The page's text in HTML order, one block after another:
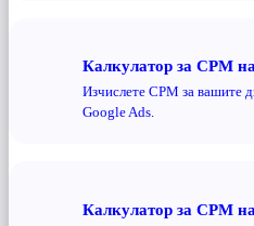
Калкулатор за CPM
Изчислете CPM за вашите
Google Ads.
Калкулатор за CPM